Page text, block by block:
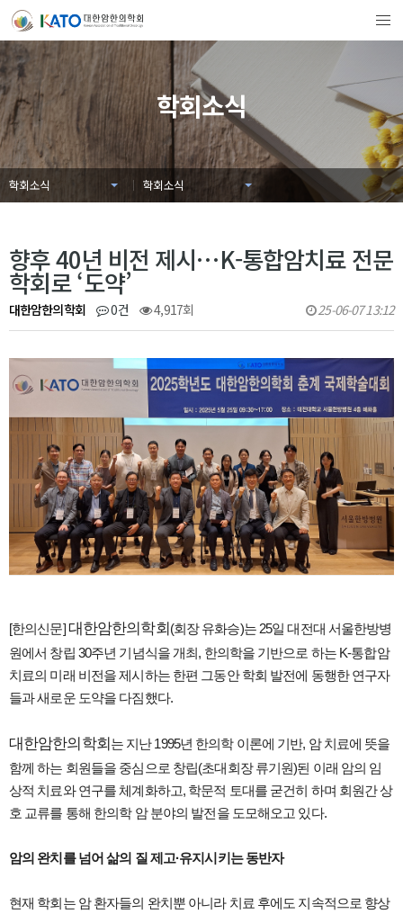
학회소식
학회소식 학회소식
향후 40년 비전 제시…K-통합암치료 전문
학회로 ‘도약’
대한암한의학회 0건 4,917회 25-06-07 13:12
[한의신문]대한암한의학회 (회장 유화승)는 25일 대전대 서울한방병
원에서 창립 30주년 기념식을 개최, 한의학을 기반으로 하는 K-통합암
치료의 미래 비전을 제시하는 한편 그동안 학회 발전에 동행한 연구자
들과 새로운 도약을 다짐했다.
대한암한의학회 는 지난 1995년 한의학 이론에 기반, 암 치료에 뜻을
함께 하는 회원들을 중심으로 창립(초대회장 류기원)된 이래 암의 임
상적 치료와 연구를 체계화하고, 학문적 토대를 굳건히 하며 회원간 상
호 교류를 통해 한의학 암 분야의 발전을 도모해오고 있다.
암의 완치를 넘어 삶의 질 제고·유지시키는 동반자
현재 학회는 암 환자들의 완치뿐 아니라 치료 후에도 지속적으로 향상